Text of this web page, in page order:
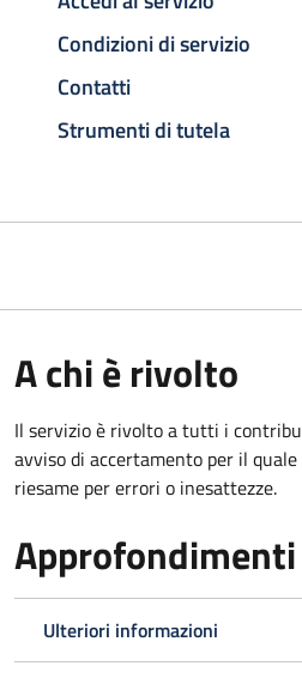
Condizioni di servizio
Contatti
Strumenti di tutela
A chi è rivolto
Il servizio è rivolto a tutti i
avviso di accertamento per il
riesame per errori o inesattezze.
Approfondimenti
Ulteriori informazioni